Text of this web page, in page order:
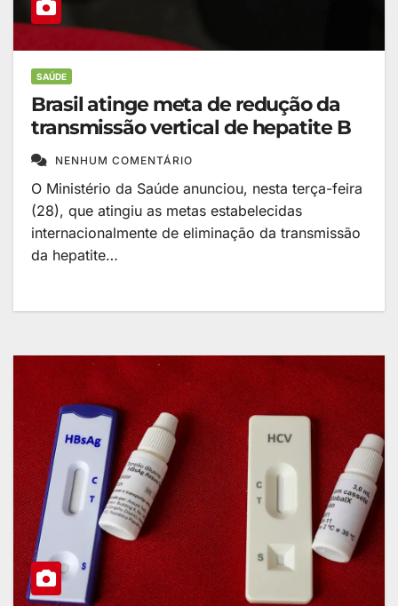
SAÚDE
Brasil atinge meta de redução da
transmissão vertical de hepatite B
NENHUM COMENTÁRIO
O Ministério da Saúde anunciou, nesta terça-feira
(28), que atingiu as metas estabelecidas
internacionalmente de eliminação da transmissão
da hepatite…